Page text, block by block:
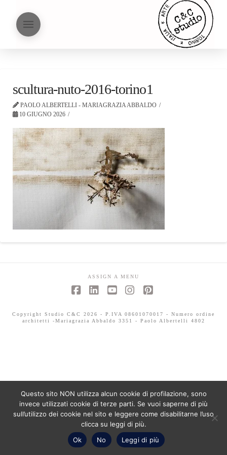
scultura-nuto-2016-torino1
PAOLO ALBERTELLI - MARIAGRAZIA ABBALDO
10 GIUGNO 2026
ASSIGN A MENU
Copyright Studio C&C 2026 - P.IVA 08601070017 - Numero ordine
architetti -Mariagrazia Abbaldo 3351 - Paolo Albertelli 4802
Questo sito NON utilizza alcun cookie di profilazione, sono
invece utilizzati cookie di terze parti. Se vuoi saperne di più
sull’utilizzo dei cookie nel sito e leggere come disabilitarne l’uso
clicca su leggi di più.
Ok
No Leggi di più